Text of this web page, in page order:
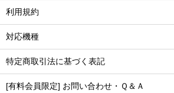
利用規約
対応機種
特定商取引法に基づく表記
[有料会員限定] お問い合わせ・Ｑ＆Ａ